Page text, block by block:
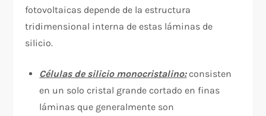
fotovoltaicas depende de la estructura
tridimensional interna de estas láminas de
silicio.
Células de silicio monocristalino:consisten
en un solo cristal grande cortado en finas
láminas que generalmente son